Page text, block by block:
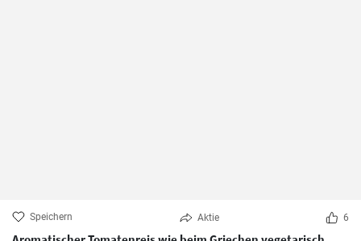
Speichern Aktie 6